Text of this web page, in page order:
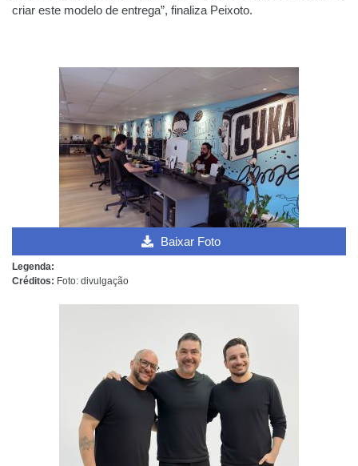
criar este modelo de entrega”, finaliza Peixoto.
Baixar Foto
Legenda:
Créditos: Foto: divulgação